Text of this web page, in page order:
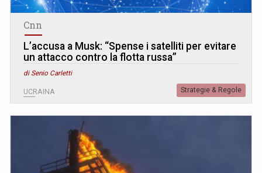
Cnn
L’accusa a Musk: “Spense i satelliti per evitare
un attacco contro la flotta russa”
di Senio Carletti
UCRAINA Strategie & Regole